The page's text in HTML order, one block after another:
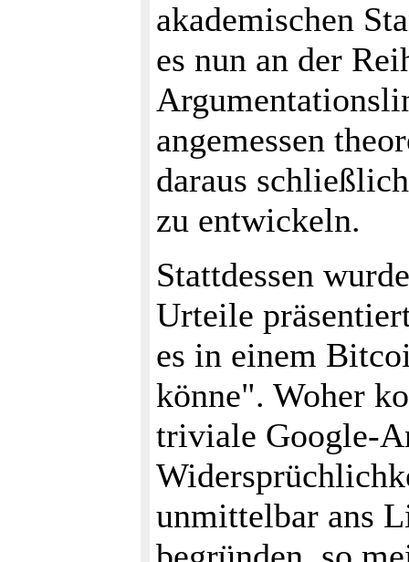
akademischen
es nun an der
angemessen
daraus
zu entwickeln.
Stattdessen
Urteile
es in einem
könne". Woher
triviale Google-
unmittelbar ans